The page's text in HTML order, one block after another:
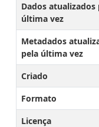
Dados atualizados
última vez
Metadados
pela última vez
Criado
Formato
Licença